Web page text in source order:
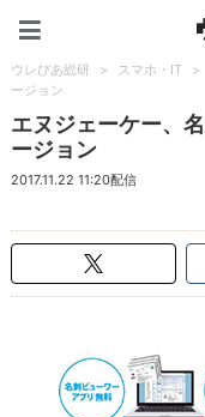
ウレぴあ総研 > スマホ・IT >
ージョン
エヌジェーケー、
ージョン
2017.11.22 11:20配信